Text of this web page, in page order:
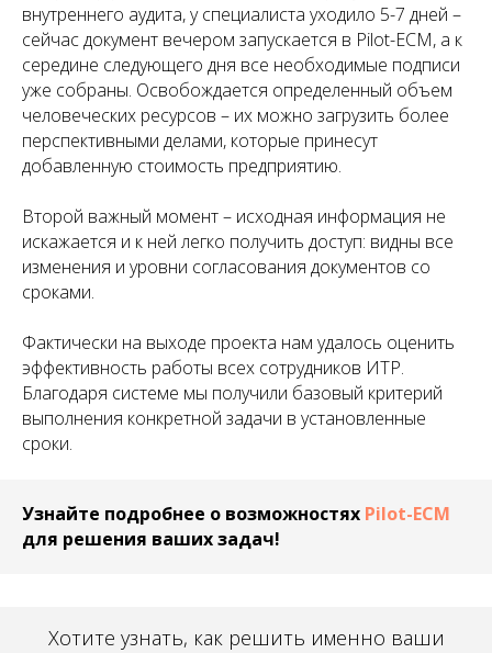
внутреннего аудита, у специалиста уходило 5-7 дней –
сейчас документ вечером запускается в Pilot-ECM, а к
середине следующего дня все необходимые подписи
уже собраны. Освобождается определенный объем
человеческих ресурсов – их можно загрузить более
перспективными делами, которые принесут
добавленную стоимость предприятию.
Второй важный момент – исходная информация не
искажается и к ней легко получить доступ: видны все
изменения и уровни согласования документов со
сроками.
Фактически на выходе проекта нам удалось оценить
эффективность работы всех сотрудников ИТР.
Благодаря системе мы получили базовый критерий
выполнения конкретной задачи в установленные
сроки.
Узнайте подробнее о возможностях Pilot-ECM
для решения ваших задач!
Хотите узнать, как решить именно ваши